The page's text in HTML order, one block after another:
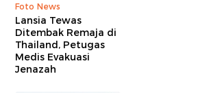
Foto News
Lansia Tewas
Ditembak Remaja di
Thailand, Petugas
Medis Evakuasi
Jenazah